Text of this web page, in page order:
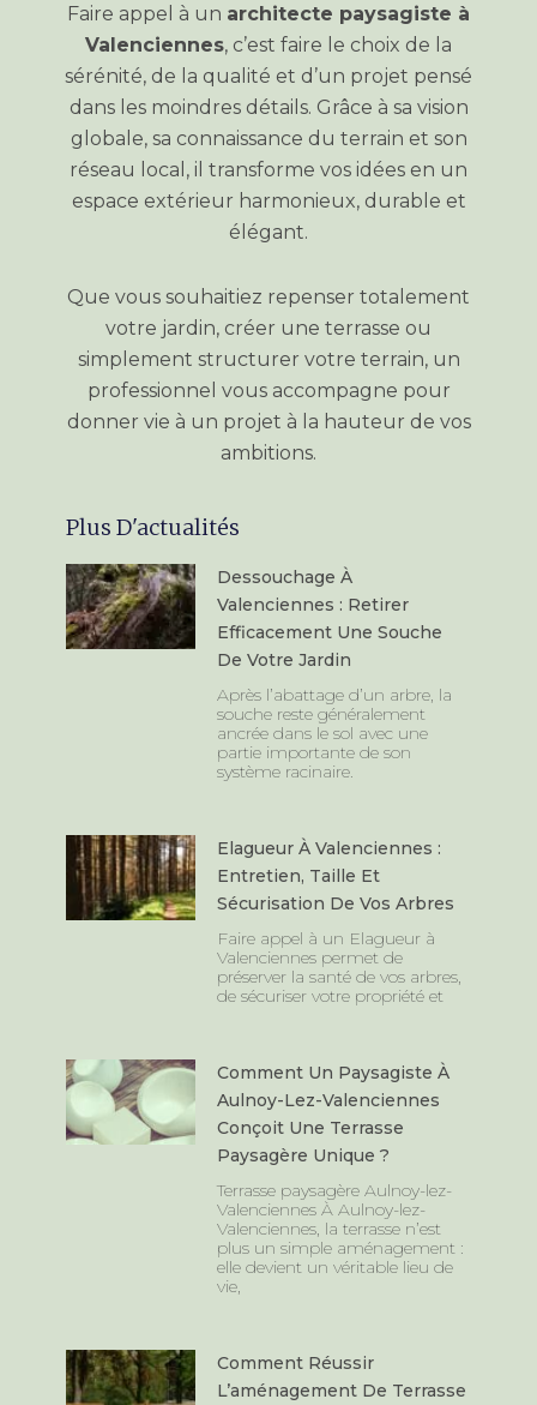
Faire appel à un architecte paysagiste à
Valenciennes, c’est faire le choix de la
sérénité, de la qualité et d’un projet pensé
dans les moindres détails. Grâce à sa vision
globale, sa connaissance du terrain et son
réseau local, il transforme vos idées en un
espace extérieur harmonieux, durable et
élégant.
Que vous souhaitiez repenser totalement
votre jardin, créer une terrasse ou
simplement structurer votre terrain, un
professionnel vous accompagne pour
donner vie à un projet à la hauteur de vos
ambitions.
Plus D'actualités
Dessouchage À
Valenciennes : Retirer
Efficacement Une Souche
De Votre Jardin
Après l’abattage d’un arbre, la
souche reste généralement
ancrée dans le sol avec une
partie importante de son
système racinaire.
Elagueur À Valenciennes :
Entretien, Taille Et
Sécurisation De Vos Arbres
Faire appel à un Elagueur à
Valenciennes permet de
préserver la santé de vos arbres,
de sécuriser votre propriété et
Comment Un Paysagiste À
Aulnoy-Lez-Valenciennes
Conçoit Une Terrasse
Paysagère Unique ?
Terrasse paysagère Aulnoy-lez-
Valenciennes À Aulnoy-lez-
Valenciennes, la terrasse n’est
plus un simple aménagement :
elle devient un véritable lieu de
vie,
Comment Réussir
L’aménagement De Terrasse